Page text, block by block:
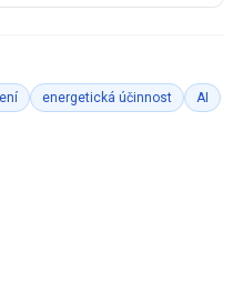
energetická účinnost AI